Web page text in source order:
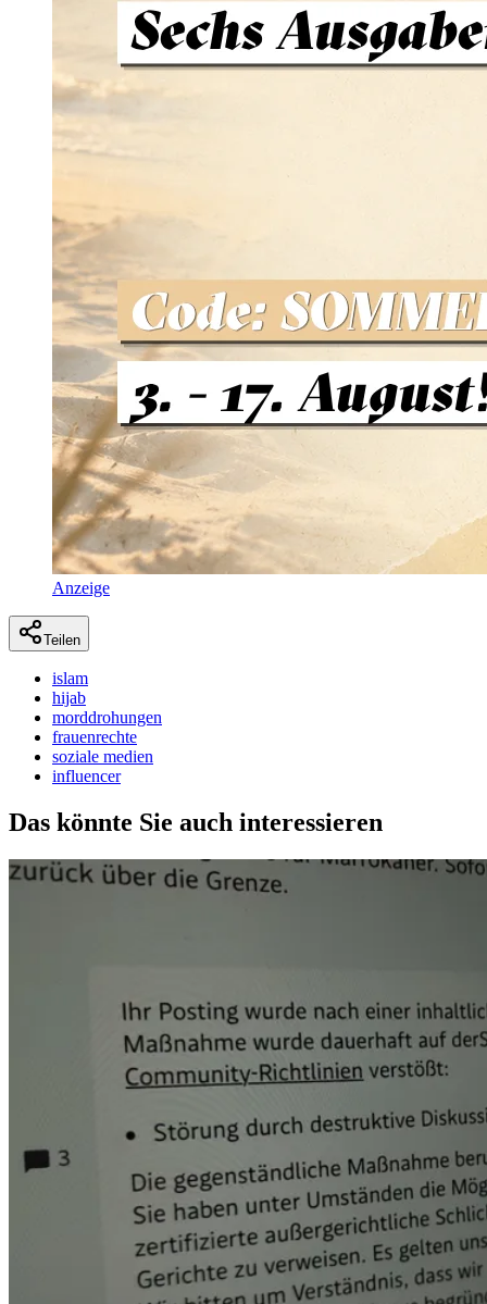
Anzeige
Teilen
islam
hijab
morddrohungen
frauenrechte
soziale medien
influencer
Das könnte Sie auch interessieren